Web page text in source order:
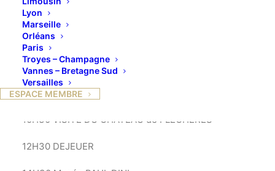
Lyon
Marseille
Orléans
Paris
Troyes – Champagne
Vannes – Bretagne Sud
Versailles
ESPACE MEMBRE
10H30 VISITE DU CHÂTEAU de FLECHERES
12H30 DEJEUER